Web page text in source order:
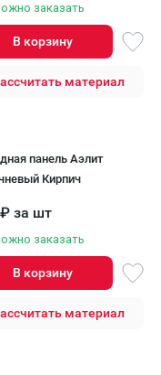
заказать
В корзину
материал
панель Аэлит
Кирпич
₽ за шт
заказать
В корзину
материал